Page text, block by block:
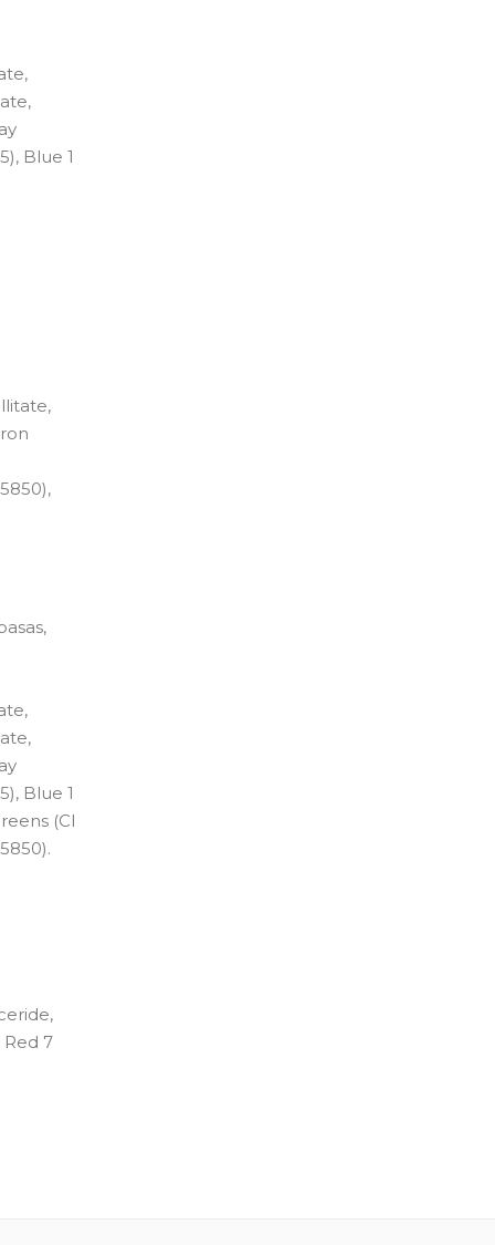
Blue 1
Blue 1
(CI
7